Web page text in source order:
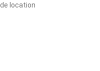
location